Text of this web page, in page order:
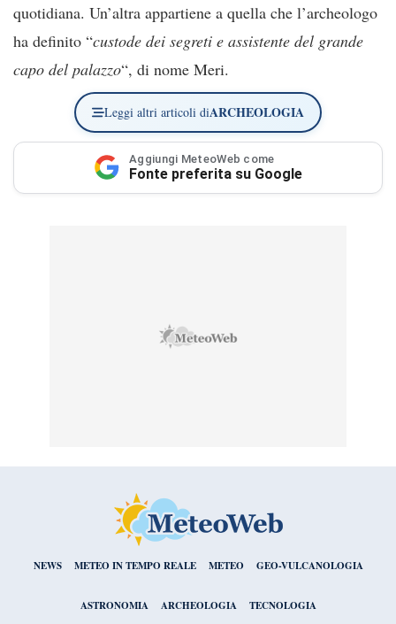
quotidiana. Un’altra appartiene a quella che l’archeologo
ha definito “custode dei segreti e assistente del grande
capo del palazzo“, di nome Meri.
Leggi altri articoli diARCHEOLOGIA
Aggiungi MeteoWeb come
Fonte preferita su Google
NEWS METEO IN TEMPO REALE METEO GEO-VULCANOLOGIA
ASTRONOMIA ARCHEOLOGIA TECNOLOGIA